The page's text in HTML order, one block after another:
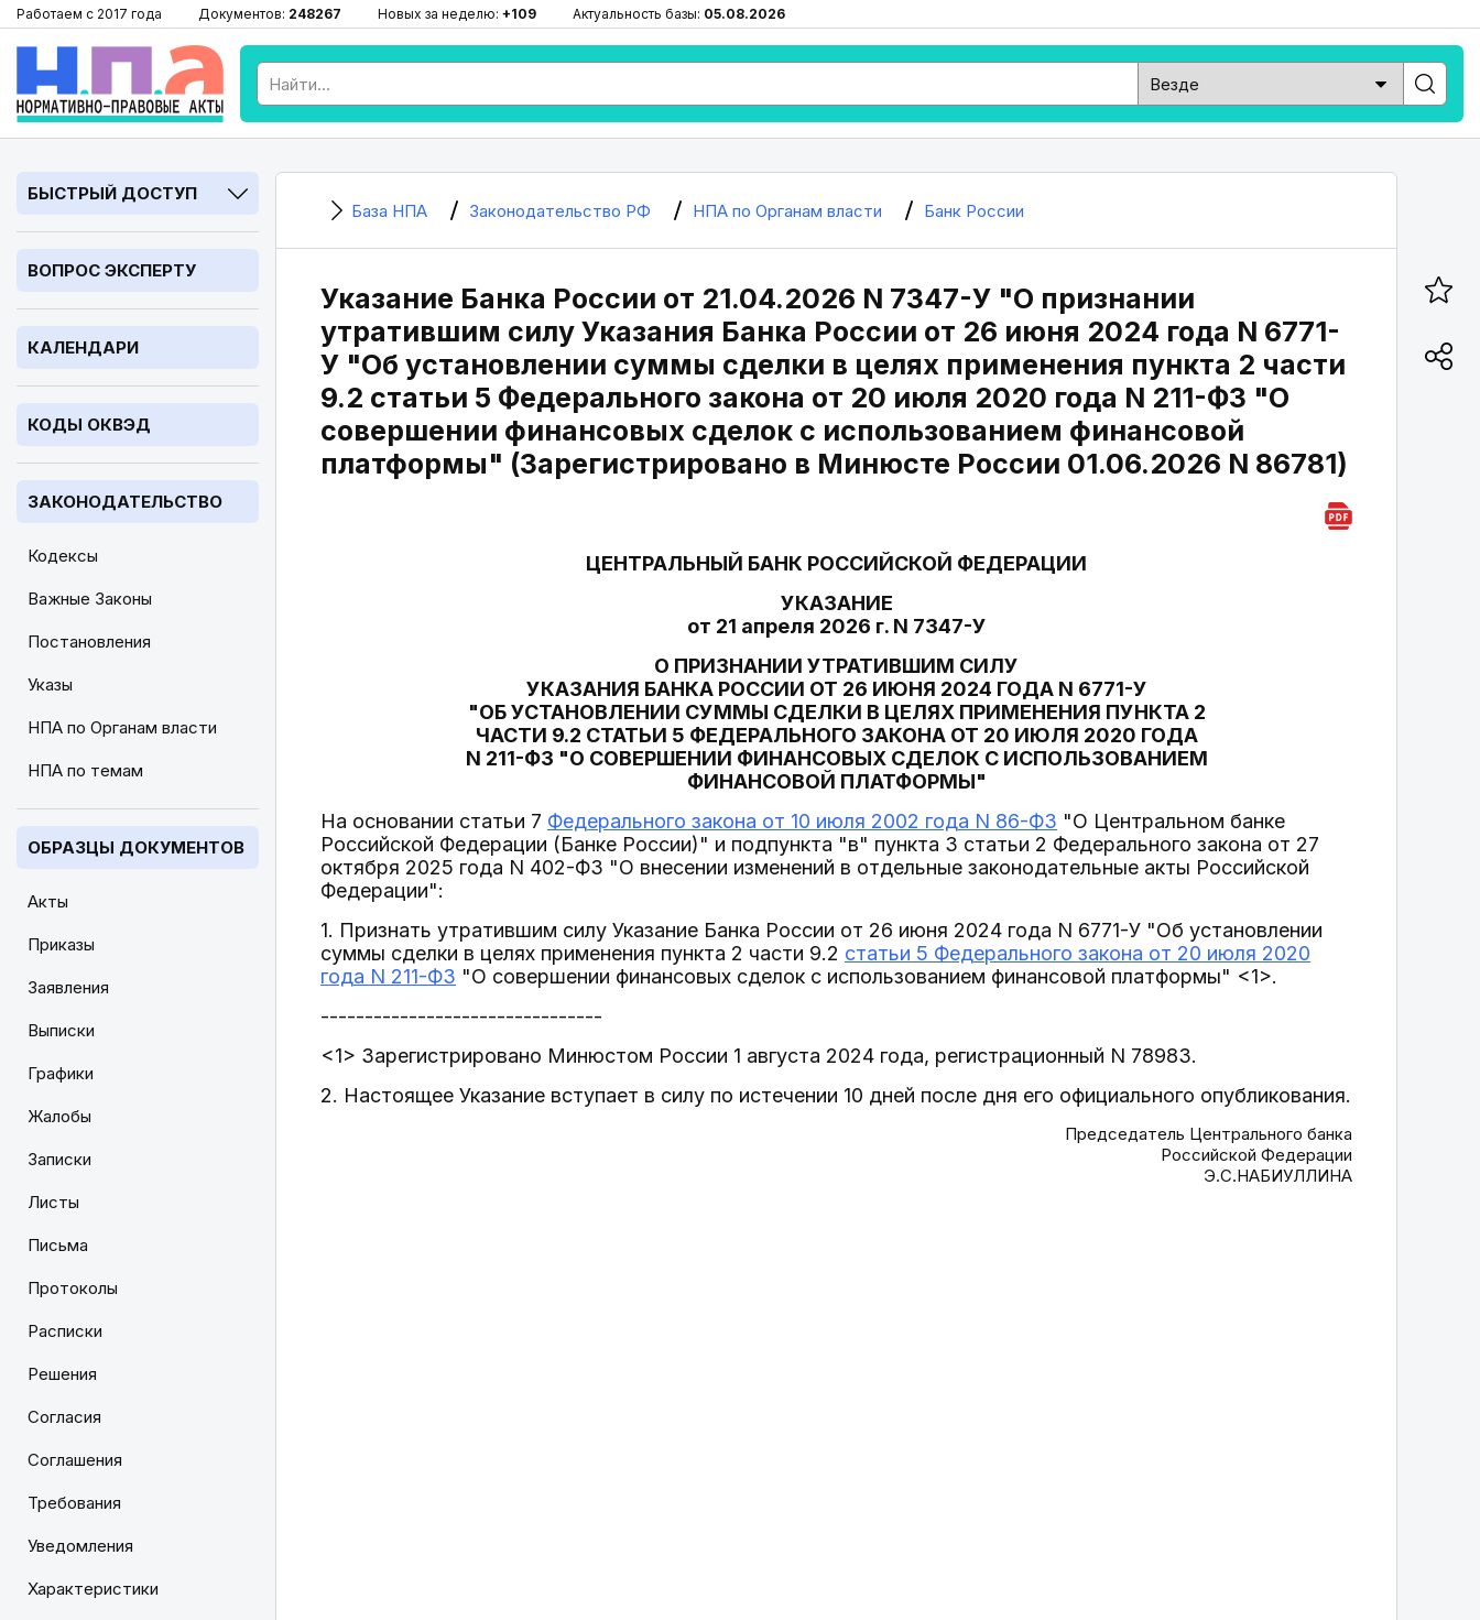
Работаем с 2017 года Документов: 248267 Новых за неделю: +109 Актуальность базы: 05.08.2026
БЫСТРЫЙ ДОСТУП
ВОПРОС ЭКСПЕРТУ
КАЛЕНДАРИ
КОДЫ ОКВЭД
ЗАКОНОДАТЕЛЬСТВО
Кодексы
Важные Законы
Постановления
Указы
НПА по Органам власти
НПА по темам
ОБРАЗЦЫ ДОКУМЕНТОВ
Акты
Приказы
Заявления
Выписки
Графики
Жалобы
Записки
Листы
Письма
Протоколы
Расписки
Решения
Согласия
Соглашения
Требования
Уведомления
Характеристики
База НПА Законодательство РФ НПА по Органам власти Банк России
Указание Банка России от 21.04.2026 N 7347-У "О признании
утратившим силу Указания Банка России от 26 июня 2024 года N 6771-
У "Об установлении суммы сделки в целях применения пункта 2 части
9.2 статьи 5 Федерального закона от 20 июля 2020 года N 211-ФЗ "О
совершении финансовых сделок с использованием финансовой
платформы" (Зарегистрировано в Минюсте России 01.06.2026 N 86781)
ЦЕНТРАЛЬНЫЙ БАНК РОССИЙСКОЙ ФЕДЕРАЦИИ
УКАЗАНИЕ
от 21 апреля 2026 г. N 7347-У
О ПРИЗНАНИИ УТРАТИВШИМ СИЛУ
УКАЗАНИЯ БАНКА РОССИИ ОТ 26 ИЮНЯ 2024 ГОДА N 6771-У
"ОБ УСТАНОВЛЕНИИ СУММЫ СДЕЛКИ В ЦЕЛЯХ ПРИМЕНЕНИЯ ПУНКТА 2
ЧАСТИ 9.2 СТАТЬИ 5 ФЕДЕРАЛЬНОГО ЗАКОНА ОТ 20 ИЮЛЯ 2020 ГОДА
N 211-ФЗ "О СОВЕРШЕНИИ ФИНАНСОВЫХ СДЕЛОК С ИСПОЛЬЗОВАНИЕМ
ФИНАНСОВОЙ ПЛАТФОРМЫ"
На основании статьи 7 Федерального закона от 10 июля 2002 года N 86-ФЗ "О Центральном банке
Российской Федерации (Банке России)" и подпункта "в" пункта 3 статьи 2 Федерального закона от 27
октября 2025 года N 402-ФЗ "О внесении изменений в отдельные законодательные акты Российской
Федерации":
1. Признать утратившим силу Указание Банка России от 26 июня 2024 года N 6771-У "Об установлении
суммы сделки в целях применения пункта 2 части 9.2 статьи 5 Федерального закона от 20 июля 2020
года N 211-ФЗ "О совершении финансовых сделок с использованием финансовой платформы" <1>.
--------------------------------
<1> Зарегистрировано Минюстом России 1 августа 2024 года, регистрационный N 78983.
2. Настоящее Указание вступает в силу по истечении 10 дней после дня его официального опубликования.
Председатель Центрального банка
Российской Федерации
Э.С.НАБИУЛЛИНА